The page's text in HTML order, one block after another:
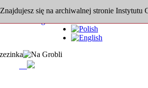
Znajdujesz się na archiwalnej stronie Instytutu